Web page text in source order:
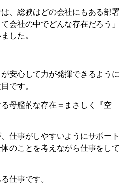
、総務はどの会社にもある部署
会社の中でどんな存在だろう」
した。
安心して力が発揮できるように
です。
母艦的な存在＝まさしく『空
仕事がしやすいようにサポート
のことを考えながら仕事をして
仕事です。